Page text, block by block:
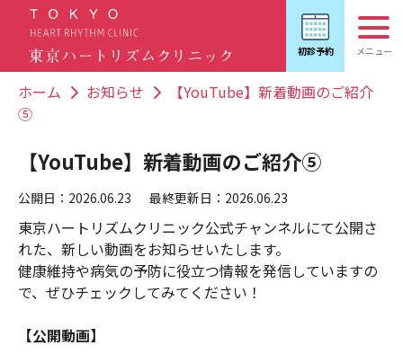
ホーム お知らせ
【YouTube】新着動画のご紹介
⑤
【YouTube】新着動画のご紹介⑤
公開日：2026.06.23 最終更新日：2026.06.23
東京ハートリズムクリニック公式チャンネルにて公開さ
れた、新しい動画をお知らせいたします。
健康維持や病気の予防に役立つ情報を発信していますの
で、ぜひチェックしてみてください！
【公開動画】